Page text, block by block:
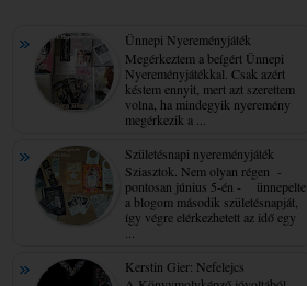
Ünnepi Nyereményjáték
Megérkeztem a beígért Ünnepi
Nyereményjátékkal. Csak azért
késtem ennyit, mert azt szerettem
volna, ha mindegyik nyeremény
megérkezik a ...
Születésnapi nyereményjáték
Sziasztok. Nem olyan régen -
pontosan június 5-én - ünnepelte
a blogom második születésnapját,
így végre elérkezhetett az idő egy
Kerstin Gier: Nefelejcs